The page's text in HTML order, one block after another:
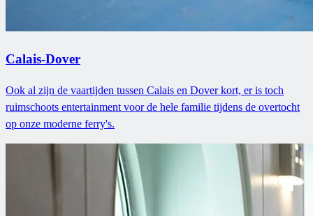
Calais-Dover
Ook al zijn de vaartijden tussen Calais en Dover kort, er is toch
ruimschoots entertainment voor de hele familie tijdens de overtocht
op onze moderne ferry's.